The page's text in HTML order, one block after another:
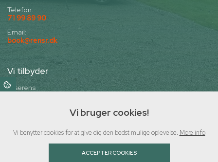
Telefon:
71 99 89 90
Email:
book@rensr.dk
Vi tilbyder
Fliserens
Tagrenderens
Vi bruger cookies!
Vi benytter cookies for at give dig den bedst mulige oplevelse. More info
ACCEPTER COOKIES